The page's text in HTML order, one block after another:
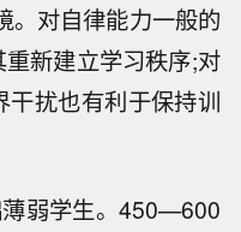
。对自律能力一般的
新建立学习秩序;对
扰也有利于保持训
弱学生。450—600